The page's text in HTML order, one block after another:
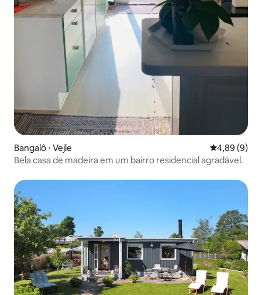
Bangalô ⋅ Vejle 4,89 de uma
4,89 (9)
Bela casa de madeira em um bairro residencial agradável.